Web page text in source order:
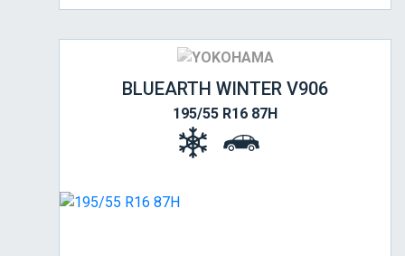
BLUEARTH WINTER V906
195/55 R16 87H